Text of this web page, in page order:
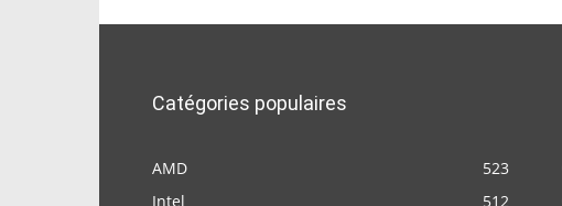
Catégories populaires
AMD
523
Intel
512